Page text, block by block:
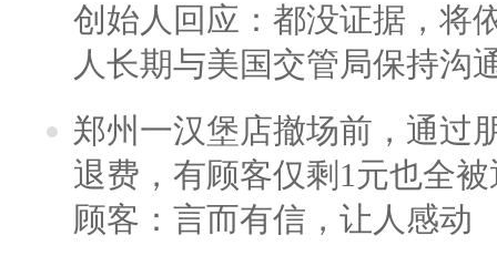
创始人回应：都没证据，将
人长期与美国交管局保持沟
郑州一汉堡店撤场前，通过
退费，有顾客仅剩1元也全
顾客：言而有信，让人感动